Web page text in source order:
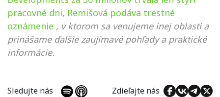
pracovné dni, Remišová podáva trestné
oznámenie , v ktorom sa venujeme inej oblasti a
prinášame ďalšie zaujímavé pohľady a praktické
informácie.
Sledujte nás Zdieľajte nás